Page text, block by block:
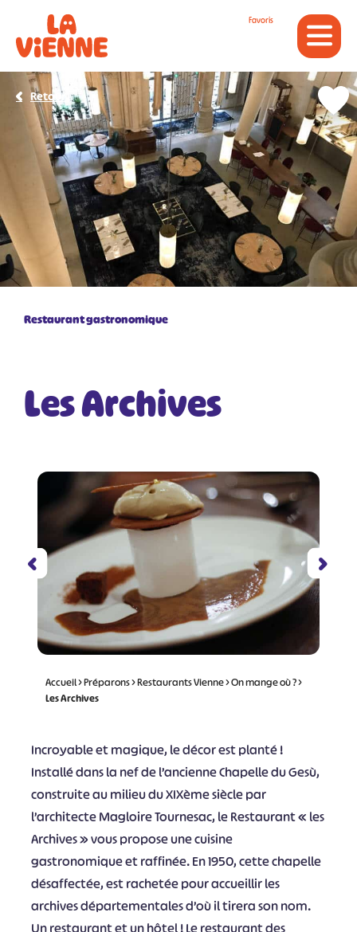
Favoris
Restaurant gastronomique
Les Archives
Retour
Accueil>Préparons>Restaurants Vienne>On mange où ?>
Les Archives
Incroyable et magique, le décor est planté !
Installé dans la nef de l’ancienne Chapelle du Gesù,
construite au milieu du XIXème siècle par
l’architecte Magloire Tournesac, le Restaurant « les
Archives » vous propose une cuisine
gastronomique et raffinée. En 1950, cette chapelle
désaffectée, est rachetée pour accueillir les
archives départementales d’où il tirera son nom.
Un restaurant et un hôtel ! Le restaurant des